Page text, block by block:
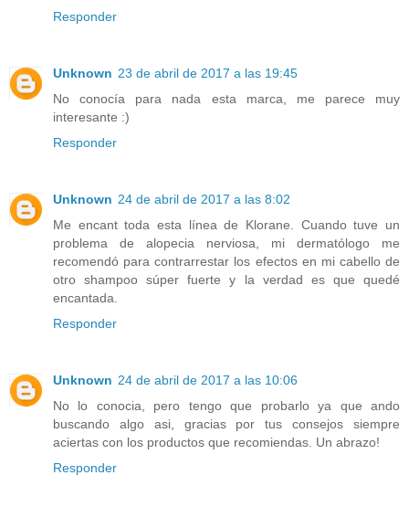
Responder
Unknown 23 de abril de 2017 a las 19:45
No conocía para nada esta marca, me parece muy
interesante :)
Responder
Unknown 24 de abril de 2017 a las 8:02
Me encant toda esta línea de Klorane. Cuando tuve un
problema de alopecia nerviosa, mi dermatólogo me
recomendó para contrarrestar los efectos en mi cabello de
otro shampoo súper fuerte y la verdad es que quedé
encantada.
Responder
Unknown 24 de abril de 2017 a las 10:06
No lo conocia, pero tengo que probarlo ya que ando
buscando algo asi, gracias por tus consejos siempre
aciertas con los productos que recomiendas. Un abrazo!
Responder